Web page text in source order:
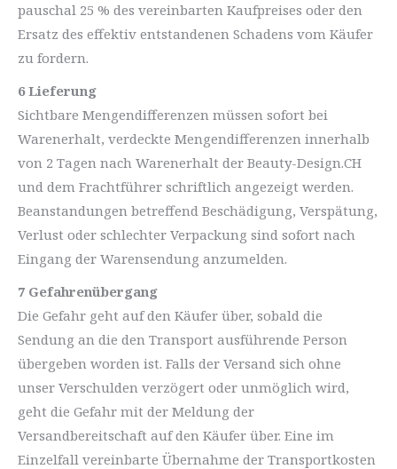
pauschal 25 % des vereinbarten Kaufpreises oder den
Ersatz des effektiv entstandenen Schadens vom Käufer
zu fordern.
6 Lieferung
Sichtbare Mengendifferenzen müssen sofort bei
Warenerhalt, verdeckte Mengendifferenzen innerhalb
von 2 Tagen nach Warenerhalt der Beauty-Design.CH
und dem Frachtführer schriftlich angezeigt werden.
Beanstandungen betreffend Beschädigung, Verspätung,
Verlust oder schlechter Verpackung sind sofort nach
Eingang der Warensendung anzumelden.
7 Gefahrenübergang
Die Gefahr geht auf den Käufer über, sobald die
Sendung an die den Transport ausführende Person
übergeben worden ist. Falls der Versand sich ohne
unser Verschulden verzögert oder unmöglich wird,
geht die Gefahr mit der Meldung der
Versandbereitschaft auf den Käufer über. Eine im
Einzelfall vereinbarte Übernahme der Transportkosten